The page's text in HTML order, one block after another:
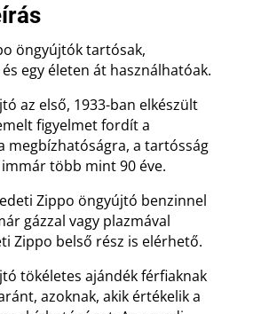
öngyújtók tartósak,
egy életen át használhatóak.
az első, 1933-ban elkészült
figyelmet fordít a
megbízhatóságra, a tartósság
több mint 90 éve.
Zippo öngyújtó benzinnel
gázzal vagy plazmával
Zippo belső rész is elérhető.
tökéletes ajándék férfiaknak
azoknak, akik értékelik a